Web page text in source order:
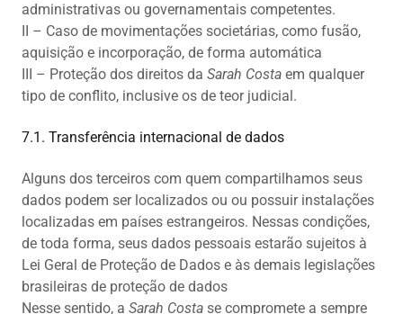
administrativas ou governamentais competentes.
II – Caso de movimentações societárias, como fusão,
aquisição e incorporação, de forma automática
III – Proteção dos direitos da Sarah Costa em qualquer
tipo de conflito, inclusive os de teor judicial.
7.1. Transferência internacional de dados
Alguns dos terceiros com quem compartilhamos seus
dados podem ser localizados ou ou possuir instalações
localizadas em países estrangeiros. Nessas condições,
de toda forma, seus dados pessoais estarão sujeitos à
Lei Geral de Proteção de Dados e às demais legislações
brasileiras de proteção de dados
Nesse sentido, a Sarah Costa se compromete a sempre